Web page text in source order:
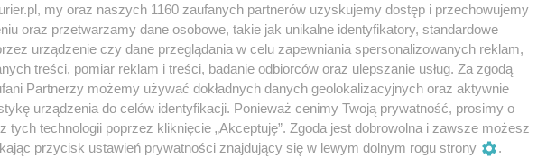
w bólu z rodziną i bliskimi ofiar i przekazujemy
że konsulowie otoczyli opieką rodzinę ofiar -
o zachowanie szczególnej ostrożności i
dodano.
my oraz naszych 1160 zaufanych partnerów uzyskujemy dostęp i przechowujemy
oraz przetwarzamy dane osobowe, takie jak unikalne identyfikatory, standardowe
urządzenie czy dane przeglądania w celu zapewniania spersonalizowanych reklam,
treści, pomiar reklam i treści, badanie odbiorców oraz ulepszanie usług. Za zgodą
Partnerzy możemy używać dokładnych danych geolokalizacyjnych oraz aktywnie
urządzenia do celów identyfikacji. Ponieważ cenimy Twoją prywatność, prosimy o
tych technologii poprzez kliknięcie „Akceptuję”. Zgoda jest dobrowolna i zawsze możesz
przycisk ustawień prywatności znajdujący się w lewym dolnym rogu strony
.